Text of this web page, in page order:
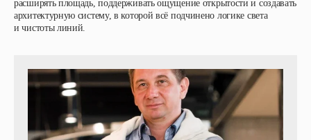
расширять площадь, поддерживать ощущение открытости и создавать
архитектурную систему, в которой всё подчинено логике света
и чистоты линий.